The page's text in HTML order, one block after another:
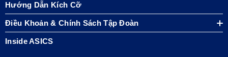
Hướng Dẫn Kích Cỡ
Điều Khoản & Chính Sách Tập Đoàn
Inside ASICS